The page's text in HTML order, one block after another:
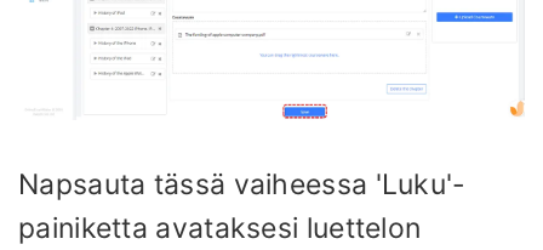
Napsauta tässä vaiheessa 'Luku'-
painiketta avataksesi luettelon